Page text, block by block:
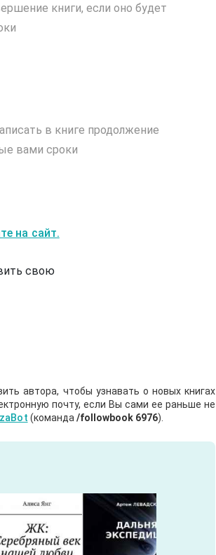
книги, если оно будет
в книге продолжение
вами сроки
на сайт.
свою
автора, чтобы узнавать о новых книгах
почту, если Вы сами ее раньше не
(команда /followbook 6976).